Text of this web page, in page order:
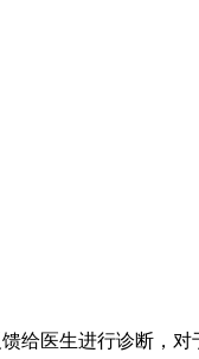
给医生进行诊断，